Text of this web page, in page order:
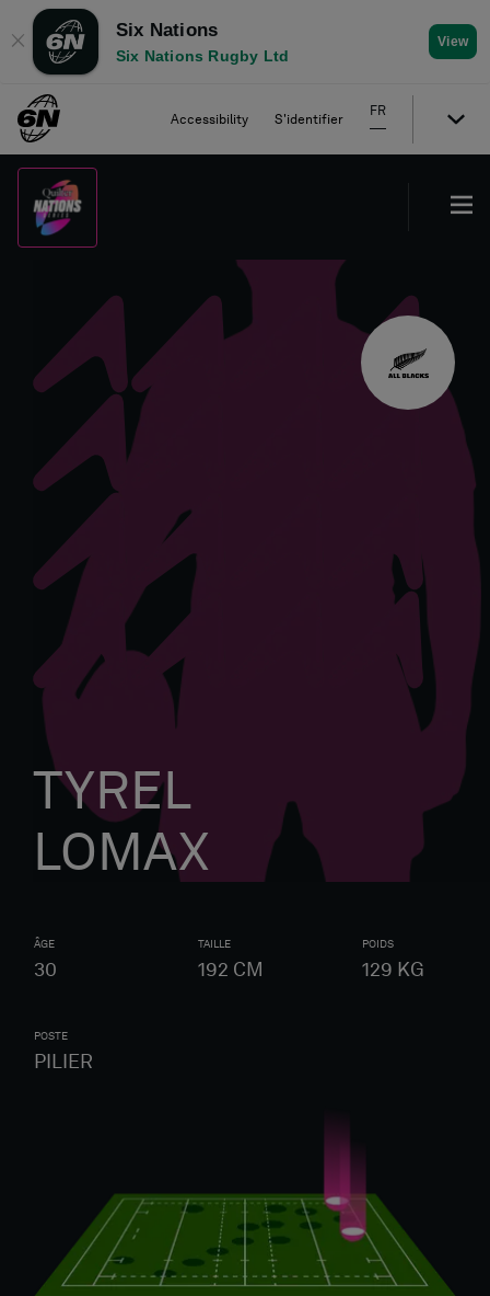
✕
Six Nations
Six Nations Rugby Ltd
View
Accessibility S'identifier
FR
TYREL
LOMAX
ÂGE
30
TAILLE
192 CM
POIDS
129 KG
POSTE
PILIER